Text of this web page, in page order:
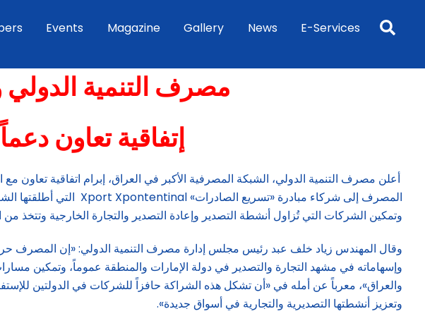
Events Magazine Gallery News E-Services
مصرف التنمية الدولي
إتفاقية تعاون
أعلن مصرف التنمية الدولي، الشبكة المصرفية الأكبر في العراق، إبرام اتفاقية تعاون مع
وتمكين الشركات التي تُزاول أنشطة التصدير وإعادة التصدير والتجارة الخارجية وتتخذ من
وقال المهندس زياد خلف عبد رئيس مجلس إدارة مصرف التنمية الدولي: «إن
وإسهاماته في مشهد التجارة والتصدير في دولة الإمارات والمنطقة عموماً، وتمكين
والعراق»، معرباً عن أمله في «أن تشكل هذه الشراكة حافزاً للشركات في الدولتين
وتعزيز أنشطتها التصديرية والتجارية في أسواق جديدة».